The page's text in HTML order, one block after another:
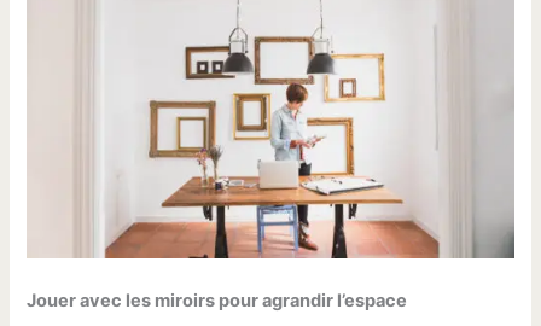
Jouer avec les miroirs pour agrandir l’espace